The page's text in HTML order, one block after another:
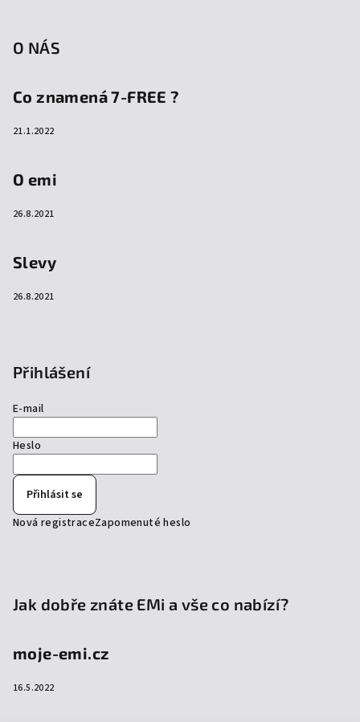
O NÁS
Co znamená 7-FREE ?
21.1.2022
O emi
26.8.2021
Slevy
26.8.2021
Přihlášení
E-mail
Heslo
Přihlásit se
Nová registraceZapomenuté heslo
Jak dobře znáte EMi a vše co nabízí?
moje-emi.cz
16.5.2022